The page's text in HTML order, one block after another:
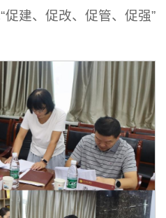
促建、促改、促管、促强”